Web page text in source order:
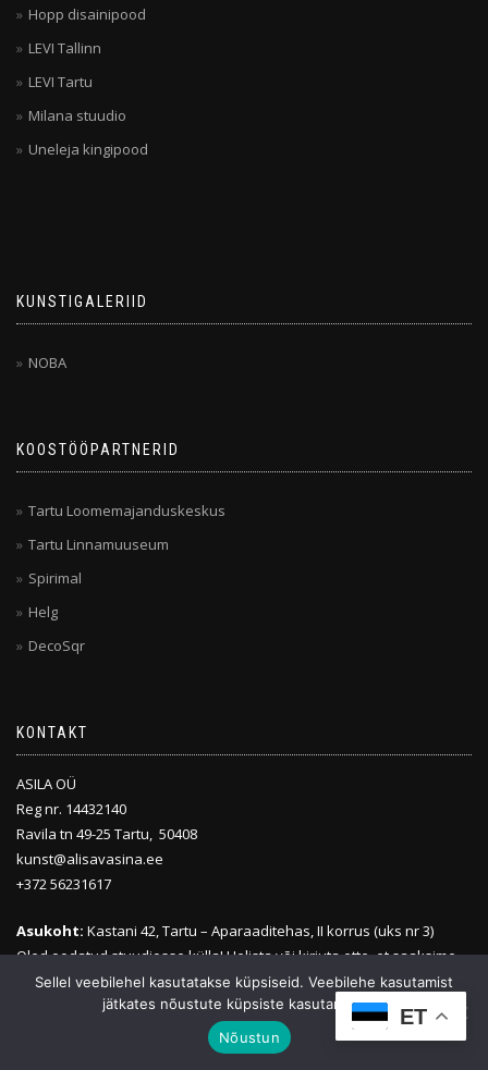
Hopp disainipood
LEVI Tallinn
LEVI Tartu
Milana stuudio
Uneleja kingipood
KUNSTIGALERIID
NOBA
KOOSTÖÖPARTNERID
Tartu Loomemajanduskeskus
Tartu Linnamuuseum
Spirimal
Helg
DecoSqr
KONTAKT
ASILA OÜ
Reg nr. 14432140
Ravila tn 49-25 Tartu, 50408
kunst@alisavasina.ee
+372 56231617
Asukoht: Kastani 42, Tartu – Aparaaditehas, II korrus (uks nr 3)
Oled oodatud stuudiosse külla! Helista või kirjuta ette, et saaksime
sobiva aja kokku leppida.
ET
Sellel veebilehel kasutatakse küpsiseid. Veebilehe kasutamist
jätkates nõustute küpsiste kasutamisega.
Nõustun